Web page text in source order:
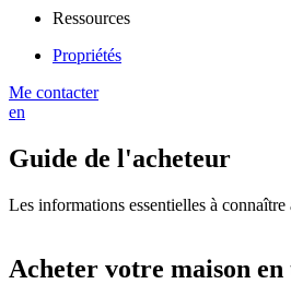
Ressources
Propriétés
Me contacter
en
Guide de l'acheteur
Les informations essentielles à
Acheter votre maison en